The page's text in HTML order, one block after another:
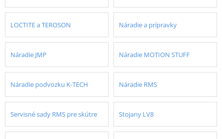
LOCTITE a TEROSON Náradie a prípravky
Náradie JMP Náradie MOTION STUFF
Náradie podvozku K-TECH Náradie RMS
Servisné sady RMS pre skútre Stojany LV8